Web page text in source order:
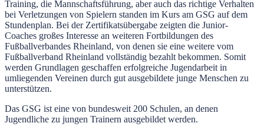
Training, die Mannschaftsführung, aber auch das richtige Verhalten
bei Verletzungen von Spielern standen im Kurs am GSG auf dem
Stundenplan. Bei der Zertifikatsübergabe zeigten die Junior-
Coaches großes Interesse an weiteren Fortbildungen des
Fußballverbandes Rheinland, von denen sie eine weitere vom
Fußballverband Rheinland vollständig bezahlt bekommen. Somit
werden Grundlagen geschaffen erfolgreiche Jugendarbeit in
umliegenden Vereinen durch gut ausgebildete junge Menschen zu
unterstützen.
Das GSG ist eine von bundesweit 200 Schulen, an denen
Jugendliche zu jungen Trainern ausgebildet werden.